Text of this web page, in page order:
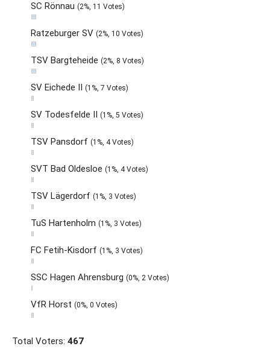
SC Rönnau (2%, 11 Votes)
Ratzeburger SV (2%, 10 Votes)
TSV Bargteheide (2%, 8 Votes)
SV Eichede II (1%, 7 Votes)
SV Todesfelde II (1%, 5 Votes)
TSV Pansdorf (1%, 4 Votes)
SVT Bad Oldesloe (1%, 4 Votes)
TSV Lägerdorf (1%, 3 Votes)
TuS Hartenholm (1%, 3 Votes)
FC Fetih-Kisdorf (1%, 3 Votes)
SSC Hagen Ahrensburg (0%, 2 Votes)
VfR Horst (0%, 0 Votes)
Total Voters: 467